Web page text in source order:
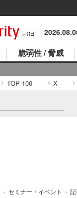
脆弱性 / 脅威
TOP 100 X
› セミナー・イベント ›